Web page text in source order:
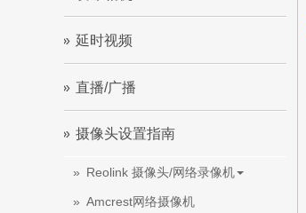
延时视频
直播/广播
摄像头设置指南
Reolink 摄像头/网络录像机
Amcrest网络摄像机